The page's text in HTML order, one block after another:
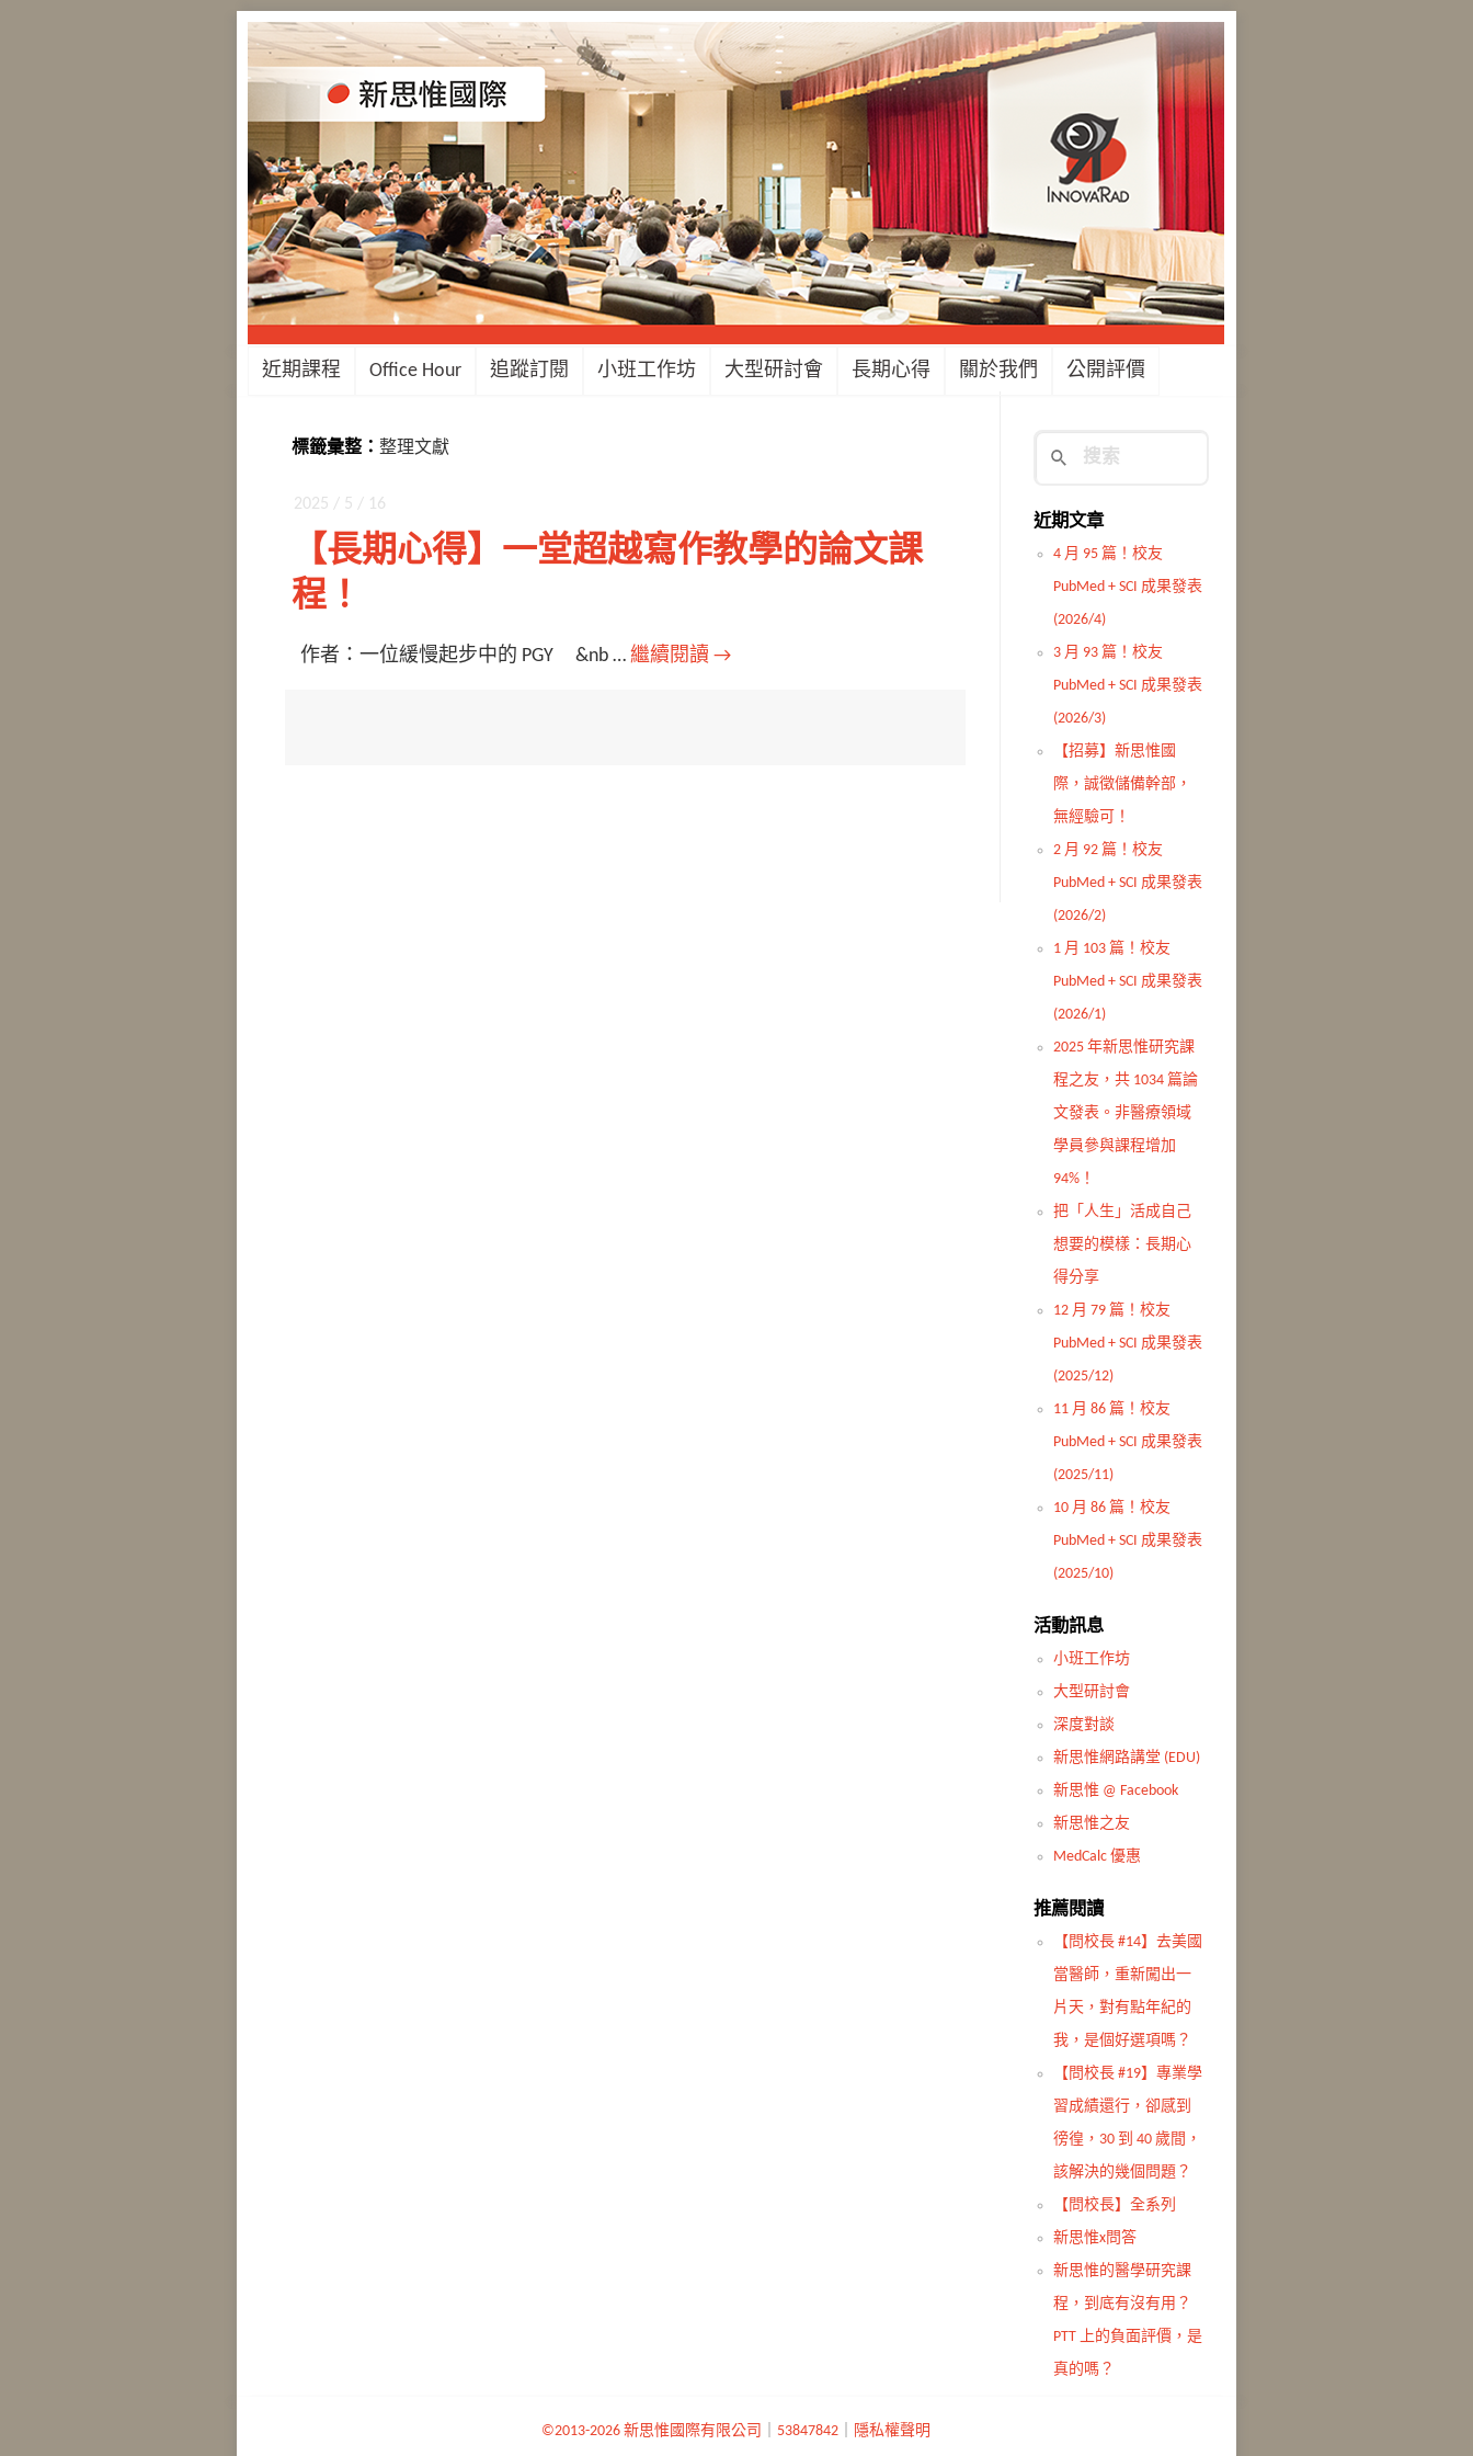
近期課程 Office Hour 追蹤訂閱 小班工作坊 大型研討會 長期心得 關於我們 公開評價
標籤彙整： 整理文獻
2025 / 5 / 16
【長期心得】一堂超越寫作教學的論文課
程！
作者：一位緩慢起步中的 PGY &nb … 繼續閱讀 →
近期文章
4 月 95 篇！校友
PubMed + SCI 成果發表
(2026/4)
3 月 93 篇！校友
PubMed + SCI 成果發表
(2026/3)
【招募】新思惟國
際，誠徵儲備幹部，
無經驗可！
2 月 92 篇！校友
PubMed + SCI 成果發表
(2026/2)
1 月 103 篇！校友
PubMed + SCI 成果發表
(2026/1)
2025 年新思惟研究課
程之友，共 1034 篇論
文發表。非醫療領域
學員參與課程增加
94%！
把「人生」活成自己
想要的模樣：長期心
得分享
12 月 79 篇！校友
PubMed + SCI 成果發表
(2025/12)
11 月 86 篇！校友
PubMed + SCI 成果發表
(2025/11)
10 月 86 篇！校友
PubMed + SCI 成果發表
(2025/10)
活動訊息
小班工作坊
大型研討會
深度對談
新思惟網路講堂 (EDU)
新思惟 @ Facebook
新思惟之友
MedCalc 優惠
推薦閱讀
【問校長 #14】去美國
當醫師，重新闖出一
片天，對有點年紀的
我，是個好選項嗎？
【問校長 #19】專業學
習成績還行，卻感到
徬徨，30 到 40 歲間，
該解決的幾個問題？
【問校長】全系列
新思惟x問答
新思惟的醫學研究課
程，到底有沒有用？
PTT 上的負面評價，是
真的嗎？
©2013-2026 新思惟國際有限公司 53847842｜ 隱私權聲明